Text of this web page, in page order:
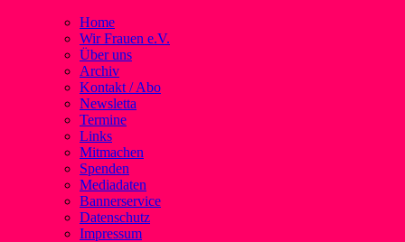
Home
Wir Frauen e.V.
Über uns
Archiv
Kontakt / Abo
Newsletta
Termine
Links
Mitmachen
Spenden
Mediadaten
Bannerservice
Datenschutz
Impressum